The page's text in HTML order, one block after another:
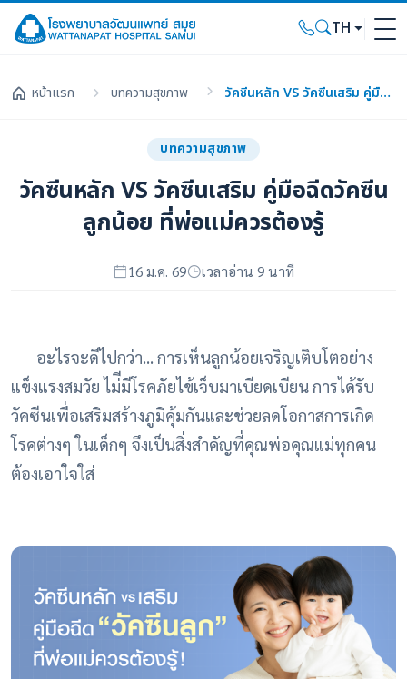
TH
หน้าแรก บทความสุขภาพ วัคซีนหลัก VS วัคซีนเสริม คู่มือฉีดวัคซีนลูกน้อย ที่พ่อแม่ควรต้องรู้
บทความสุขภาพ
วัคซีนหลัก VS วัคซีนเสริม คู่มือฉีดวัคซีน
ลูกน้อย ที่พ่อแม่ควรต้องรู้
16 ม.ค. 69 เวลาอ่าน 9 นาที
อะไรจะดีไปกว่า... การเห็นลูกน้อยเจริญเติบโตอย่าง
แข็งแรงสมวัย ไม่ีมีโรคภัยไข้เจ็บมาเบียดเบียน การได้รับ
วัคซีนเพื่อเสริมสร้างภูมิคุ้มกันและช่วยลดโอกาสการเกิด
โรคต่างๆ ในเด็กๆ จึงเป็นสิ่งสำคัญที่คุณพ่อคุณแม่ทุกคน
ต้องเอาใจใส่